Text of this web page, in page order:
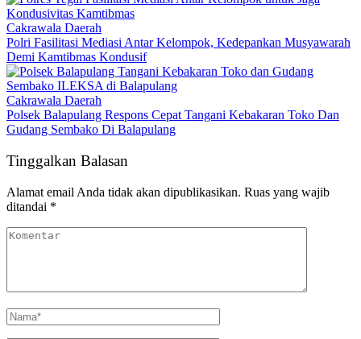
Cakrawala Daerah
Polri Fasilitasi Mediasi Antar Kelompok, Kedepankan Musyawarah
Demi Kamtibmas Kondusif
Cakrawala Daerah
Polsek Balapulang Respons Cepat Tangani Kebakaran Toko Dan
Gudang Sembako Di Balapulang
Tinggalkan Balasan
Alamat email Anda tidak akan dipublikasikan. Ruas yang wajib
ditandai *